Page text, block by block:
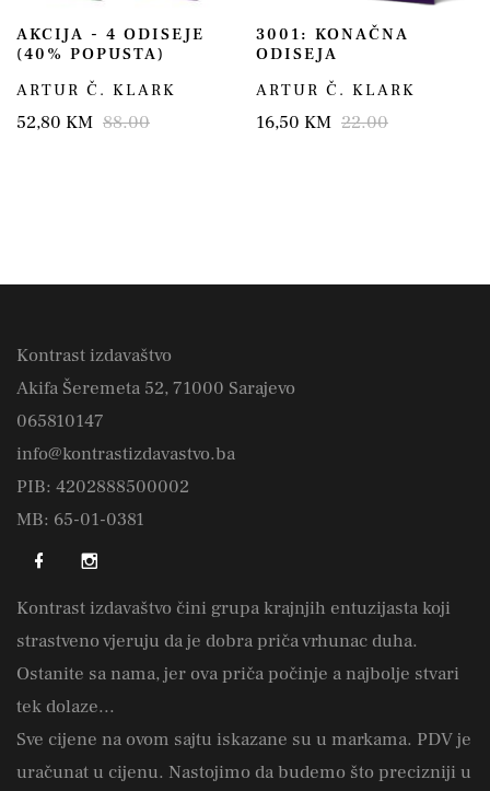
AKCIJA - 4 ODISEJE
(40% POPUSTA)
ARTUR Č. KLARK
52,80 KM 88.00
3001: KONAČNA
ODISEJA
ARTUR Č. KLARK
16,50 KM 22.00
Kontrast izdavaštvo
Akifa Šeremeta 52, 71000 Sarajevo
065810147
info@kontrastizdavastvo.ba
PIB: 4202888500002
MB: 65-01-0381
Kontrast izdavaštvo čini grupa krajnjih entuzijasta koji
strastveno vjeruju da je dobra priča vrhunac duha.
Ostanite sa nama, jer ova priča počinje a najbolje stvari
tek dolaze...
Sve cijene na ovom sajtu iskazane su u markama. PDV je
uračunat u cijenu. Nastojimo da budemo što precizniji u